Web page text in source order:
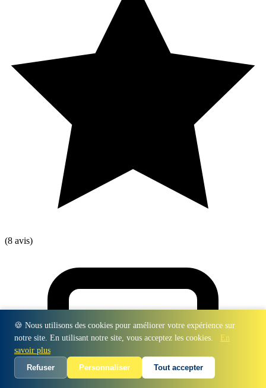
🍪 Nous utilisons des cookies pour améliorer votre expérience sur
notre site. En utilisant notre site, vous acceptez les cookies.
En
savoir plus
Refuser
Personnaliser Tout accepter
(8 avis)